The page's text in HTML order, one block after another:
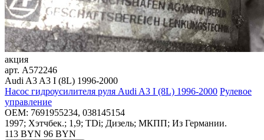
акция
арт. A572246
Audi A3 A3 I (8L) 1996-2000
Насос гидроусилителя руля Audi A3 I (8L) 1996-2000 Рулевое
управление
OEM: 7691955234, 038145154
1997; Хэтчбек.; 1,9; TDi; Дизель; МКПП; Из Германии.
113 BYN 96 BYN